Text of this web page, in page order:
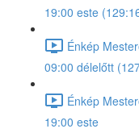
19:00 este
Énkép
09:00 délelőtt
Énkép
19:00 este